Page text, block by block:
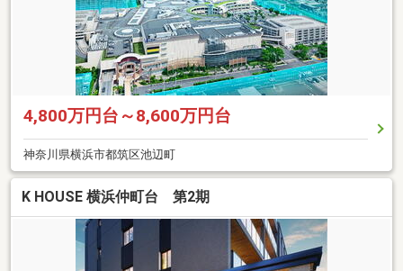
4,800万円台～8,600万円台
神奈川県横浜市都筑区池辺町
K HOUSE 横浜仲町台 第2期